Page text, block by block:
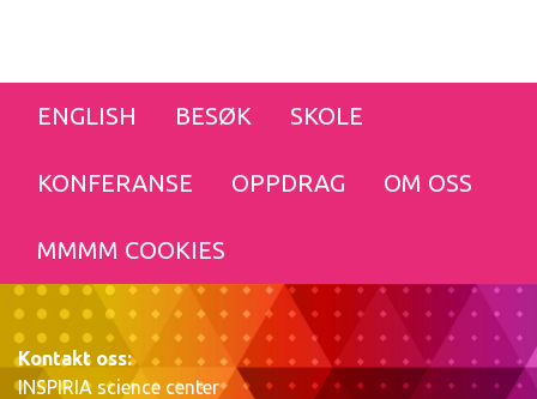
ENGLISH BESØK SKOLE
KONFERANSE OPPDRAG OM OSS
MMMM COOKIES
Kontakt oss:
INSPIRIA science center